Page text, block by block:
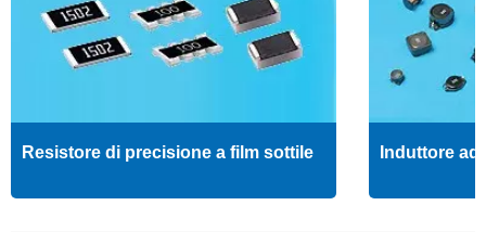
Resistore di precisione a film sottile Induttore